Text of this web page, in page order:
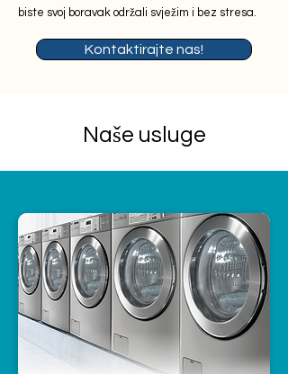
biste svoj boravak održali svježim i bez stresa.
Kontaktirajte nas!
Naše usluge